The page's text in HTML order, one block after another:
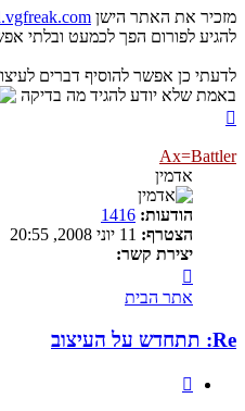
מזכיר את האתר הישן
להגיע לפורום הפך לכמעט ובלתי
לדעתי כן אפשר להוסיף דברים
באמת שלא יודע להגיד מה בדיקה
Ax=Battler
אדמין
הודעות: 1416
הצטרף:
יצירת קשר:
קשר
עם
Ax=Battler
אתר הבית
Re: תתחדש על העיצוב